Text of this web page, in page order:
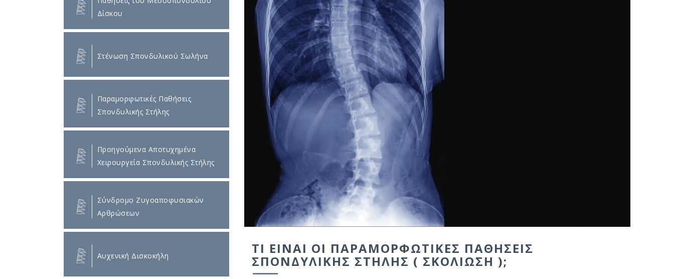
Δίσκου
Στένωση Σπονδυλικού Σωλήνα
Παραμορφωτικές Παθήσεις
Σπονδυλικής Στήλης
Προηγούμενα Αποτυχημένα
Χειρουργεία Σπονδυλικής Στήλης
Σύνδρομο Ζυγοαποφυσιακών
Αρθρώσεων
Αυχενική Δισκοκήλη ΤΙ ΕΊΝΑΙ ΟΙ ΠΑΡΑΜΟΡΦΩΤΙΚΈΣ ΠΑΘΉΣΕΙΣ
ΣΠΟΝΔΥΛΙΚΉΣ ΣΤΉΛΗΣ ( ΣΚΟΛΊΩΣΗ );